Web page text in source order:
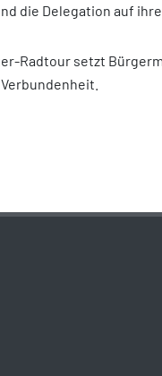
die Delegation auf
Radtour setzt